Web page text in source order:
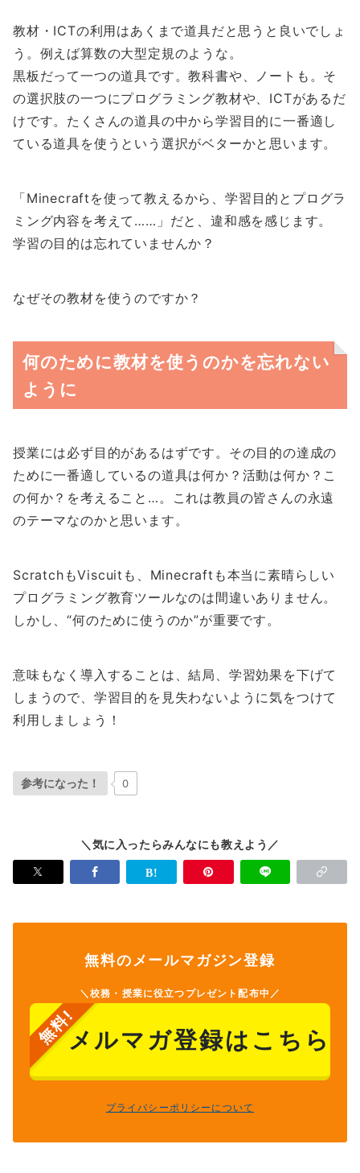
教材・ICTの利用はあくまで道具だと思うと良いでしょ
う。例えば算数の大型定規のような。
黒板だって一つの道具です。教科書や、ノートも。そ
の選択肢の一つにプログラミング教材や、ICTがあるだ
けです。たくさんの道具の中から学習目的に一番適し
ている道具を使うという選択がベターかと思います。
「Minecraftを使って教えるから、学習目的とプログラ
ミング内容を考えて……」だと、違和感を感じます。
学習の目的は忘れていませんか？
なぜその教材を使うのですか？
何のために教材を使うのかを忘れない
ように
授業には必ず目的があるはずです。その目的の達成の
ために一番適しているの道具は何か？活動は何か？こ
の何か？を考えること…。これは教員の皆さんの永遠
のテーマなのかと思います。
ScratchもViscuitも、Minecraftも本当に素晴らしい
プログラミング教育ツールなのは間違いありません。
しかし、“何のために使うのか”が重要です。
意味もなく導入することは、結局、学習効果を下げて
しまうので、学習目的を見失わないように気をつけて
利用しましょう！
参考になった！ 0
＼気に入ったらみんなにも教えよう／
無料のメールマガジン登録
＼校務・授業に役立つプレゼント配布中／
メルマガ登録はこちら
プライバシーポリシーについて